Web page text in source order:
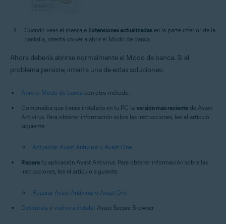
Cuando veas el mensaje Extensiones actualizadas en la parte inferior de la
pantalla, intenta volver a abrir el Modo de banca.
Ahora debería abrirse normalmente el Modo de banca. Si el
problema persiste, intenta una de estas soluciones:
Abre el Modo de banca con otro método.
Comprueba que tienes instalada en tu PC la versión más reciente de Avast
Antivirus. Para obtener información sobre las instrucciones, lee el artículo
siguiente:
Actualizar Avast Antivirus y Avast One
Repara tu aplicación Avast Antivirus. Para obtener información sobre las
instrucciones, lee el artículo siguiente:
Reparar Avast Antivirus o Avast One
Desinstala y vuelve a instalar Avast Secure Browser.